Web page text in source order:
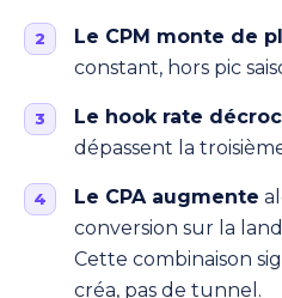
Le CPM monte de
constant, hors pic
Le hook rate
dépassent la
Le CPA augmente
conversion sur la
Cette combinaison
créa, pas de tunnel.